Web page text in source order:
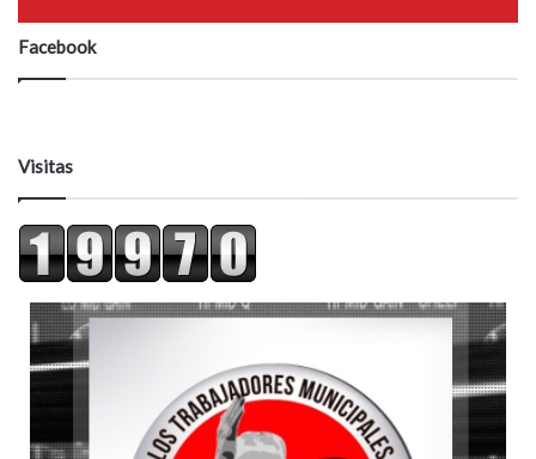
Facebook
Visitas